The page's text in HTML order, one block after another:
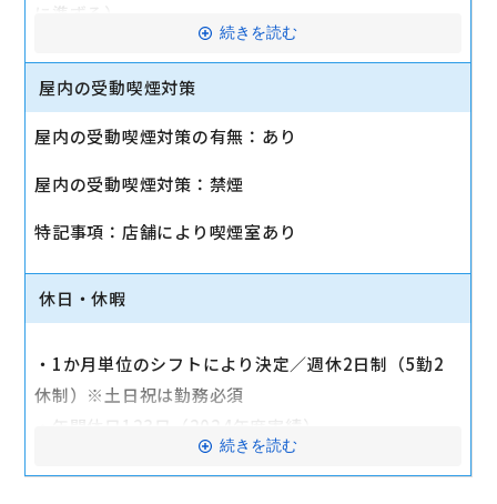
に準ずる）
・時間外手当あり（平均残業時間：10h/月）
・通勤手当支給（規定あり）
災保険）
・入社時に研修有（職種・地域によって研修日程が異
なる）
・制服貸与
等）
交通費全額支給
続きを読む
屋内の受動喫煙対策
屋内の受動喫煙対策の有無：あり
屋内の受動喫煙対策：禁煙
特記事項：店舗により喫煙室あり
休日・休暇
・1か月単位のシフトにより決定／週休2日制（5勤2
休制）※土日祝は勤務必須
・年間休日123日（2024年度実績）
・有給休暇：6か月勤務後11日付与
続きを読む